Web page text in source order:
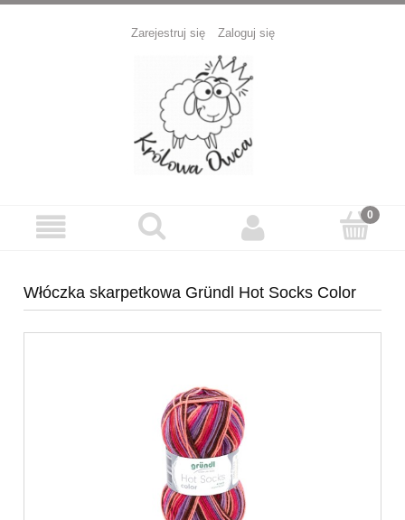
Zarejestruj się Zaloguj się
Włóczka skarpetkowa Gründl Hot Socks Color